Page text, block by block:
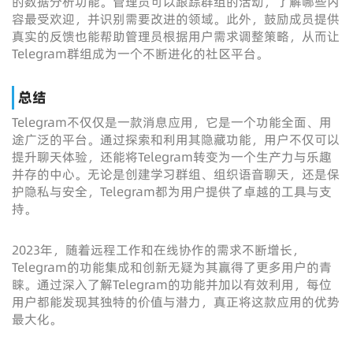
容最受欢迎，并识别需要改进的领域。此外，鼓励成员提供
真实的反馈也能帮助管理员根据用户需求调整策略，从而让
Telegram群组成为一个不断进化的社区平台。
总结
Telegram不仅仅是一款消息应用，它是一个功能全面、用
途广泛的平台。通过探索和利用其隐藏功能，用户不仅可以
提升聊天体验，还能将Telegram转变为一个生产力与乐趣
并存的中心。无论是创建学习群组、组织语音聊天，还是保
护隐私与安全，Telegram都为用户提供了卓越的工具与支
持。
2023年，随着远程工作和在线协作的需求不断增长，
Telegram的功能集成和创新无疑为其赢得了更多用户的青
睐。通过深入了解Telegram的功能并加以有效利用，每位
用户都能发现其独特的价值与潜力，真正将这款应用的优势
最大化。